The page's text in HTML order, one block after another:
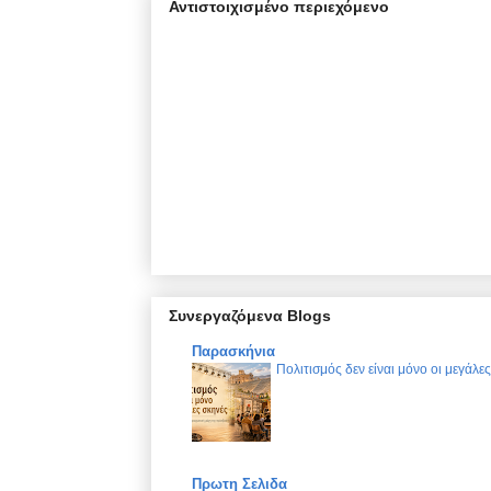
Αντιστοιχισμένο περιεχόμενο
Συνεργαζόμενα Blogs
Παρασκήνια
Πολιτισμός δεν είναι μόνο οι
Πρωτη Σελιδα